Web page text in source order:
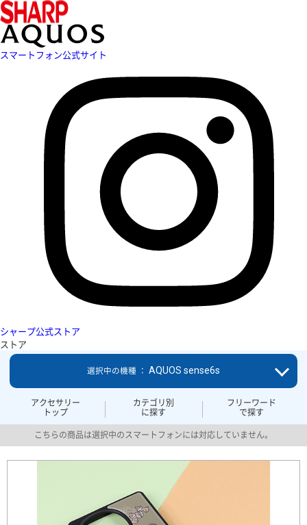
スマートフォン公式サイト
シャープ公式ストア
ストア
アクセサリー
トップ
カテゴリ別
に探す
フリーワード
で探す
選択中の機種 ： AQUOS sense6s
こちらの商品は選択中のスマートフォンには対応していません。